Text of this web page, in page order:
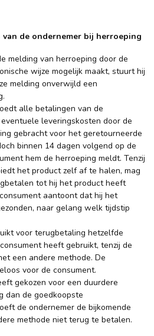
de ondernemer bij herroeping
melding van herroeping door de
wijze mogelijk maakt, stuurt hij
melding onverwijld een
alle betalingen van de
leveringskosten door de
gebracht voor het geretourneerde
binnen 14 dagen volgend op de
hem de herroeping meldt. Tenzij
het product zelf af te halen, mag
tot hij het product heeft
aantoont dat hij het
naar gelang welk tijdstip
voor terugbetaling hetzelfde
heeft gebruikt, tenzij de
een andere methode. De
voor de consument.
gekozen voor een duurdere
dan de goedkoopste
de ondernemer de bijkomende
methode niet terug te betalen.